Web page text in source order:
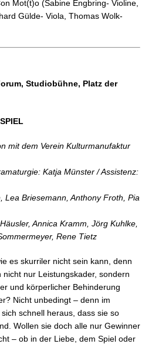
Mot(t)o (Sabine Engbring- Violine,
Gülde- Viola, Thomas Wolk-
Studiobühne, Platz der
mit dem Verein Kulturmanufaktur
Katja Münster / Assistenz:
Lea Briesemann, Anthony Froth, Pia
Annica Kramm, Jörg Kuhlke,
Rene Tietz
es skurriler nicht sein kann, denn
nur Leistungskader, sondern
und körperlicher Behinderung
Nicht unbedingt – denn im
schnell heraus, dass sie so
Wollen sie doch alle nur Gewinner
– ob in der Liebe, dem Spiel oder